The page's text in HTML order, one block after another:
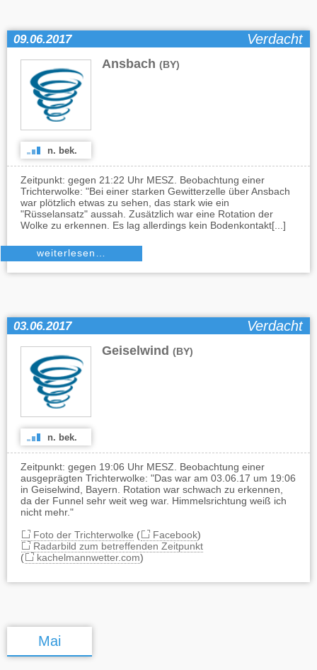
09.06.2017 Verdacht
Ansbach (BY)
n. bek.
Zeitpunkt: gegen 21:22 Uhr MESZ. Beobachtung einer
Trichterwolke: "Bei einer starken Gewitterzelle über Ansbach
war plötzlich etwas zu sehen, das stark wie ein
"Rüsselansatz" aussah. Zusätzlich war eine Rotation der
Wolke zu erkennen. Es lag allerdings kein Bodenkontakt[...]
weiterlesen…
03.06.2017 Verdacht
Geiselwind (BY)
n. bek.
Zeitpunkt: gegen 19:06 Uhr MESZ. Beobachtung einer
ausgeprägten Trichterwolke: "Das war am 03.06.17 um 19:06
in Geiselwind, Bayern. Rotation war schwach zu erkennen,
da der Funnel sehr weit weg war. Himmelsrichtung weiß ich
nicht mehr."
Foto der Trichterwolke ( Facebook)
Radarbild zum betreffenden Zeitpunkt
(
kachelmannwetter.com)
Mai